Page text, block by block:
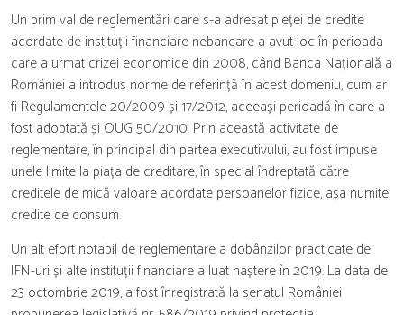
Un prim val de reglementări care s-a adresat pieței de credite
acordate de instituții financiare nebancare a avut loc în perioada
care a urmat crizei economice din 2008, când Banca Națională a
României a introdus norme de referință în acest domeniu, cum ar
fi Regulamentele 20/2009 și 17/2012, aceeași perioadă în care a
fost adoptată și OUG 50/2010. Prin această activitate de
reglementare, în principal din partea executivului, au fost impuse
unele limite la piața de creditare, în special îndreptată către
creditele de mică valoare acordate persoanelor fizice, așa numite
credite de consum.
Un alt efort notabil de reglementare a dobânzilor practicate de
IFN-uri și alte instituții financiare a luat naștere în 2019. La data de
23 octombrie 2019, a fost înregistrată la senatul României